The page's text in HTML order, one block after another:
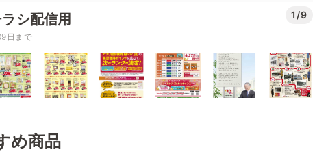
シ配信用 1/9
日まで
め商品